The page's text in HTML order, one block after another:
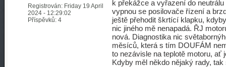
Registrován: Friday 19 April
2024 - 12:29:02
Příspěvků: 4
k překážce a vyřazení do
vypnou se posilovače řízení a
ještě přehodit škrtící klapku,
nic jiného mě nenapadá. ŘJ
nová. Diagnostika nic
měsíců, která s tím DOUFÁM
to nezávisle na teplotě motoru, ať
Kdyby měl někdo nějaký rady,